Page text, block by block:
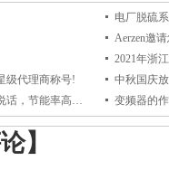
电厂脱硫
Aerzen邀
2021年浙
级代理商称号!
中秋国庆
罗茨风机的能耗有多高？Aerzen风机用数据说话，节能率高达23%+！
变频器的
】